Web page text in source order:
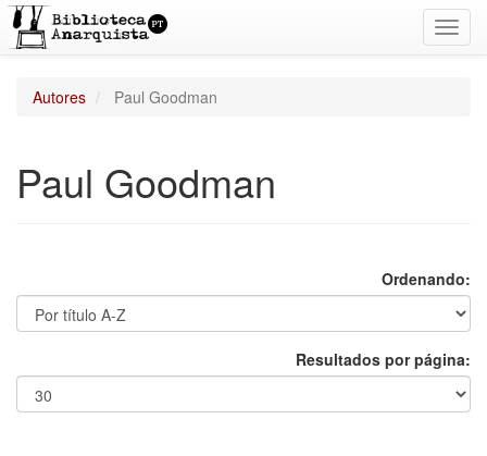
Autores Paul Goodman
Paul Goodman
Ordenando:
Resultados por página: